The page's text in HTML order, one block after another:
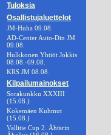
Tuloksia
Osallistujaluettelot
JM-Huha 09.08.
AD-Center Auto-Din JM
09.08.
Hulkkonen Yhtiöt Jokkis
08.08.-09.08.
KRS JM 08.08.
Kilpailumainokset
Sorakunkku XXXIII
(15.08.)
Kokemäen Kuhmut
(15.08.)
Vallitie Cup 2. Ähtärin